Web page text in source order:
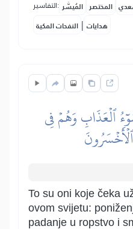
التفاسير: المُيسَّر المختصر
النفحات المكية | هدايات
ٱلۡعَذَابِ وَهُمۡ فِي
To su oni koje čeka
ovom svijetu:
padanje u ropstvo i